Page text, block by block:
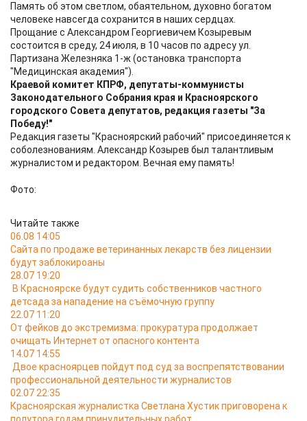
Память об этом светлом, обаятельном, духовно богатом
человеке навсегда сохранится в наших сердцах.
Прощание с Александром Георгиевичем Козыревым
состоится в среду, 24 июля, в 10 часов по адресу ул.
Партизана Железняка 1-ж (остановка транспорта
"Медицинская академия").
Краевой комитет КПРФ, депутаты-коммунисты
Законодательного Cобрания края и Красноярского
городского Совета депутатов, редакция газеты "За
Победу!"
Редакция газеты "Красноярский рабочий" присоединяется к
соболезнованиям. Александр Козырев был талантливым
журналистом и редактором. Вечная ему память!
Фото:
Читайте также
06.08 14:05
Сайта по продаже ветеринанных лекарств без лицензии
будут заблокироаны
28.07 19:20
В Красноярске будут судить собственников частного
детсада за нападение на съёмочную группу
22.07 11:20
От фейков до экстремизма: прокуратура продолжает
очищать Интернет от опасного контента
14.07 14:55
Двое красноярцев пойдут под суд за воспрепятствовании
профессиональной деятельности журналистов
02.07 22:35
Красноярская журналистка Светлана Хустик приговорена к